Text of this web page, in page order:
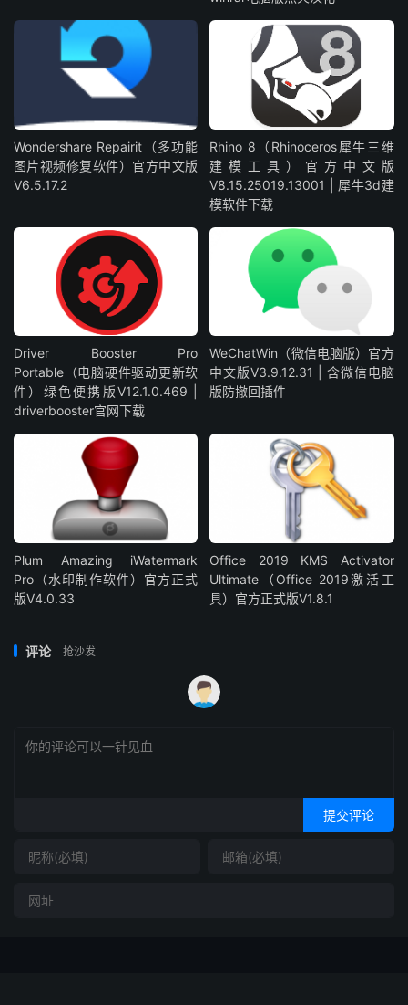
Wondershare Repairit（多功能
图片视频修复软件）官方中文版
V6.5.17.2
Rhino 8（Rhinoceros犀牛三维
建模工具）官方中文版
V8.15.25019.13001 | 犀牛3d建
模软件下载
Driver Booster Pro
Portable（电脑硬件驱动更新软
件）绿色便携版V12.1.0.469 |
driverbooster官网下载
WeChatWin（微信电脑版）官方
中文版V3.9.12.31 | 含微信电脑
版防撤回插件
Plum Amazing iWatermark
Pro（水印制作软件）官方正式
版V4.0.33
Office 2019 KMS Activator
Ultimate（Office 2019激活工
具）官方正式版V1.8.1
评论 抢沙发
提交评论